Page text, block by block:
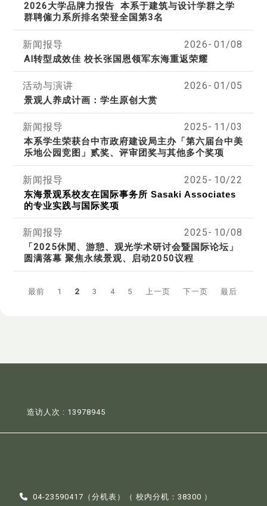
2026大学品牌力报告 本系于建筑与设计学群之学
群聘僱力系所排名荣登全国第3名
新闻报导
AI转型成效佳 校长张国恩领军东海重返荣耀
2026- 01/08
活动与演讲
景观人养成计画：学生原创大赏
2026- 01/05
新闻报导
本系学生荣获台中市政府建设局主办「第六届台中美
乐地公园竞图」贰奖、评审团奖与其他多个奖项
2025- 11/03
新闻报导
东海景观系校友在国际事务所 Sasaki Associates
的专业实践与国际奖项
2025- 10/22
新闻报导
「2025休閒、游憩、观光学术研讨会暨国际论坛」
圆满落幕 聚焦永续景观、启动2050议程
2025- 10/08
最前 1 2 3 4 5 上一页 下一页 最后
造访人次 : 13978945
04-23590417（分机表 ）（ 校内分机：38300 ）